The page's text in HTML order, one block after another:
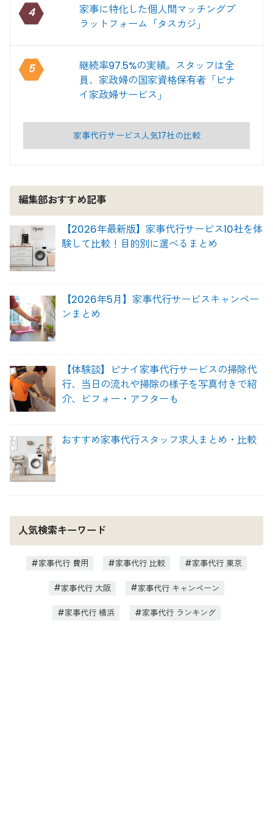
4
家事に特化した個人間マッチングプ
ラットフォーム「タスカジ」
5
継続率97.5%の実績。スタッフは全
員、家政婦の国家資格保有者「ピナ
イ家政婦サービス」
家事代行サービス人気17社の比較
編集部おすすめ記事
【2026年最新版】家事代行サービス10社を体
験して比較！目的別に選べるまとめ
【2026年5月】家事代行サービスキャンペー
ンまとめ
【体験談】ピナイ家事代行サービスの掃除代
行、当日の流れや掃除の様子を写真付きで紹
介、ビフォー・アフターも
おすすめ家事代行スタッフ求人まとめ・比較
人気検索キーワード
家事代行 費用 家事代行 比較 家事代行 東京
家事代行 大阪 家事代行 キャンペーン
家事代行 横浜 家事代行 ランキング